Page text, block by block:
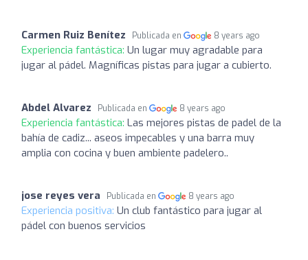
Carmen Ruiz Benítez Publicada en 8 years ago
Experiencia fantástica: Un lugar muy agradable para
jugar al pádel. Magníficas pistas para jugar a cubierto.
Abdel Alvarez Publicada en 8 years ago
Experiencia fantástica: Las mejores pistas de padel de la
bahía de cadiz... aseos impecables y una barra muy
amplia con cocina y buen ambiente padelero..
jose reyes vera Publicada en 8 years ago
Experiencia positiva: Un club fantástico para jugar al
pádel con buenos servicios